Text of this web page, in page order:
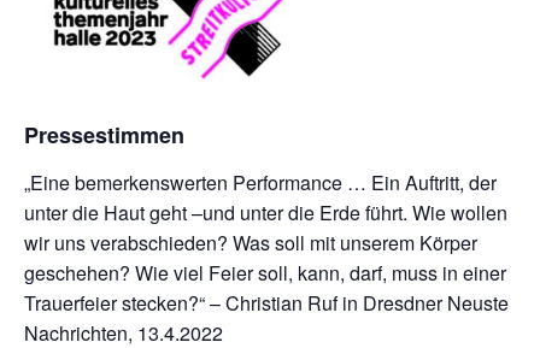
Pressestimmen
„Eine bemerkenswerten Performance … Ein Auftritt, der
unter die Haut geht –und unter die Erde führt. Wie wollen
wir uns verabschieden? Was soll mit unserem Körper
geschehen? Wie viel Feier soll, kann, darf, muss in einer
Trauerfeier stecken?“ – Christian Ruf in Dresdner Neuste
Nachrichten, 13.4.2022